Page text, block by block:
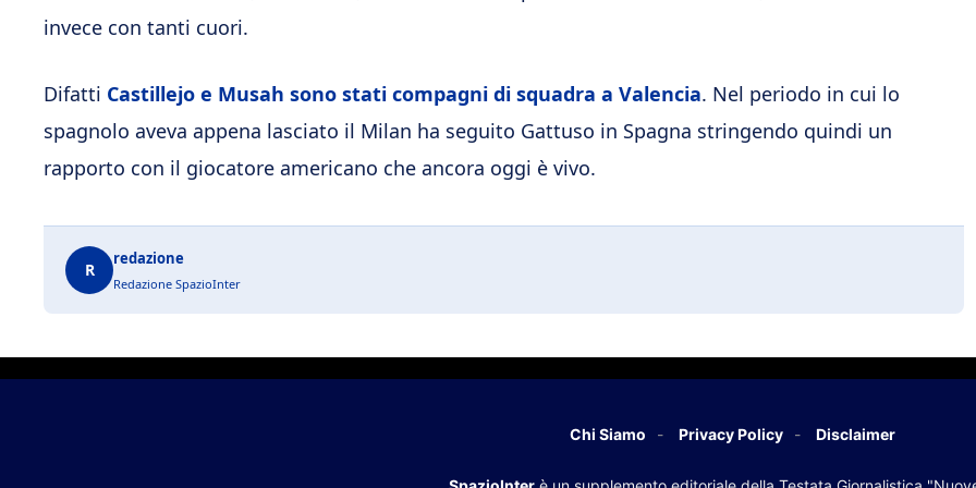
invece con tanti cuori.
Difatti Castillejo e Musah sono stati compagni di squadra a Valencia. Nel periodo in cui lo
spagnolo aveva appena lasciato il Milan ha seguito Gattuso in Spagna stringendo quindi un
rapporto con il giocatore americano che ancora oggi è vivo.
R
redazione
Redazione SpazioInter
Chi Siamo Privacy Policy Disclaimer